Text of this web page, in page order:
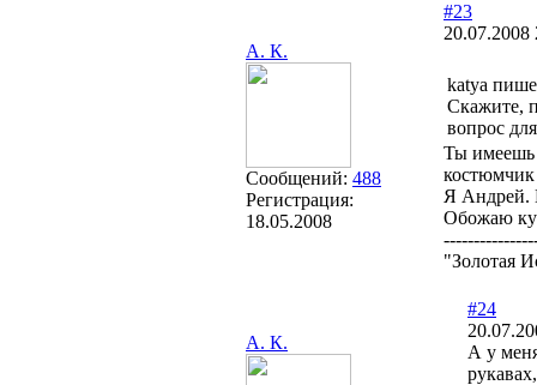
А. К.
Сообщений: 488
Регистрация:
18.05.2008
#23
20.07.2008
katya
Скажите,
вопрос
Ты имеешь
Я Андрей.
Обожаю
"Золотая
А. К.
#24
А у